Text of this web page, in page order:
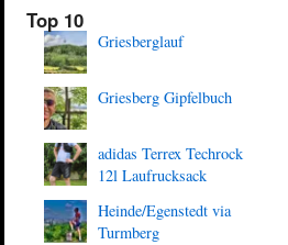
Top 10
Griesberglauf
Griesberg Gipfelbuch
adidas Terrex Techrock
12l Laufrucksack
Heinde/Egenstedt via
Turmberg